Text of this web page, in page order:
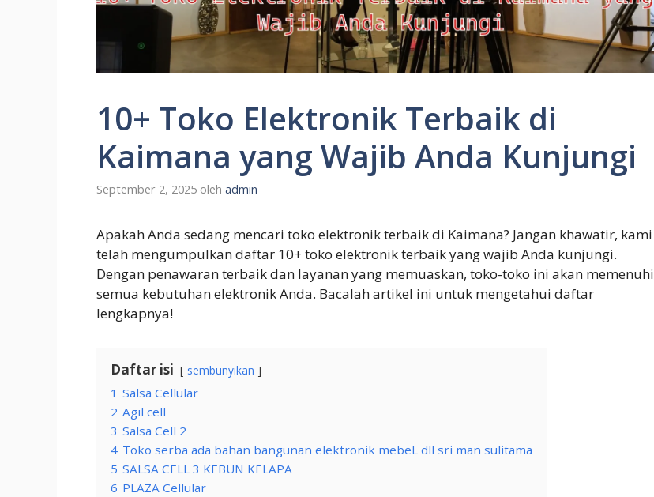
10+ Toko Elektronik Terbaik di
Kaimana yang Wajib Anda Kunjungi
September 2, 2025 oleh admin
Apakah Anda sedang mencari toko elektronik terbaik di Kaimana? Jangan khawatir, kami
telah mengumpulkan daftar 10+ toko elektronik terbaik yang wajib Anda kunjungi.
Dengan penawaran terbaik dan layanan yang memuaskan, toko-toko ini akan memenuhi
semua kebutuhan elektronik Anda. Bacalah artikel ini untuk mengetahui daftar
lengkapnya!
Daftar isi sembunyikan
1 Salsa Cellular
2 Agil cell
3 Salsa Cell 2
4 Toko serba ada bahan bangunan elektronik mebeL dll sri man sulitama
5 SALSA CELL 3 KEBUN KELAPA
6 PLAZA Cellular